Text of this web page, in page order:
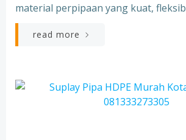
material perpipaan yang kuat,
read more